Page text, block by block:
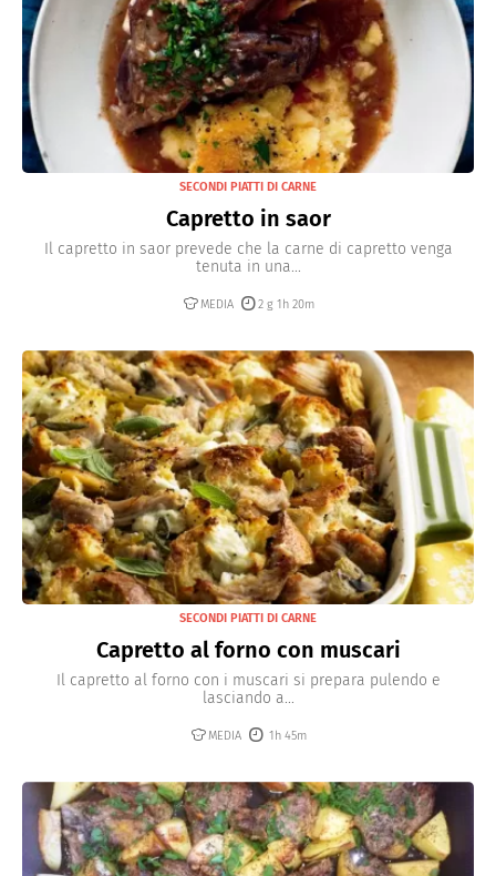
SECONDI PIATTI DI CARNE
Capretto in saor
Il capretto in saor prevede che la carne di capretto venga
tenuta in una...
MEDIA 2 g 1h 20m
SECONDI PIATTI DI CARNE
Capretto al forno con muscari
Il capretto al forno con i muscari si prepara pulendo e
lasciando a...
MEDIA 1h 45m